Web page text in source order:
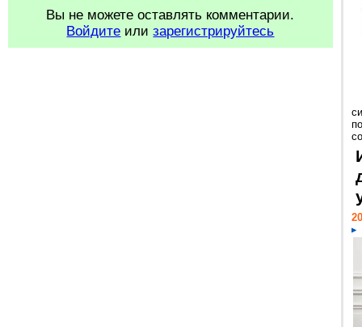
Вы не можете оставлять комментарии.
Войдите илизарегистрируйтесь